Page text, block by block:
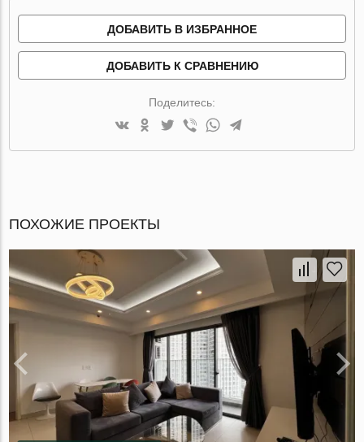
ДОБАВИТЬ В ИЗБРАННОЕ
ДОБАВИТЬ К СРАВНЕНИЮ
Поделитесь:
ПОХОЖИЕ ПРОЕКТЫ